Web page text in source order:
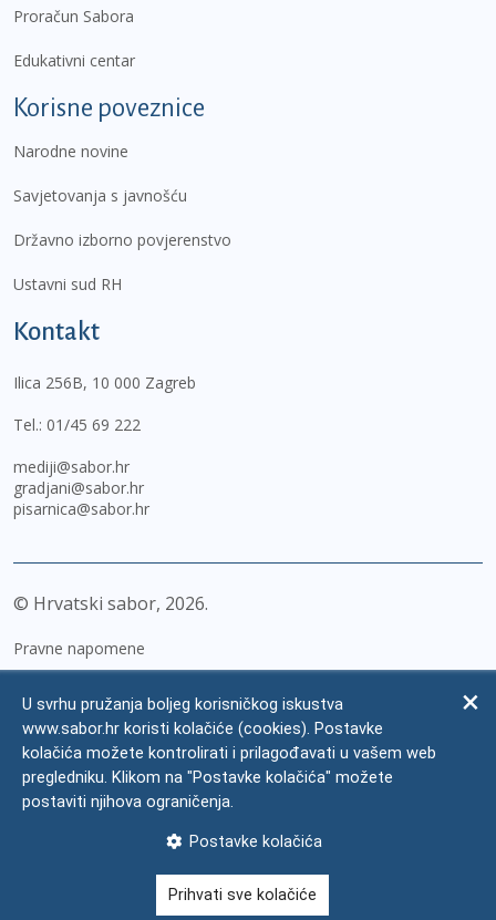
Proračun Sabora
Edukativni centar
Korisne poveznice
Narodne novine
Savjetovanja s javnošću
Državno izborno povjerenstvo
Ustavni sud RH
Kontakt
Ilica 256B, 10 000 Zagreb
Tel.: 01/45 69 222
mediji@sabor.hr
gradjani@sabor.hr
pisarnica@sabor.hr
© Hrvatski sabor, 2026
Pravne napomene
Zaštita osobnih podataka
Impressum
Česta pitanja
U svrhu pružanja boljeg korisničkog iskustva
www.sabor.hr koristi kolačiće (cookies). Postavke
kolačića možete kontrolirati i prilagođavati u vašem web
pregledniku. Klikom na "Postavke kolačića" možete
postaviti njihova ograničenja.
Postavke kolačića
Prihvati sve kolačiće